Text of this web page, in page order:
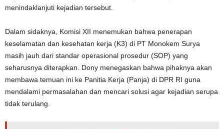
menindaklanjuti kejadian tersebut.
Dalam sidaknya, Komisi XII menemukan bahwa penerapan
keselamatan dan kesehatan kerja (K3) di PT Monokem Surya
masih jauh dari standar operasional prosedur (SOP) yang
seharusnya diterapkan. Dony menegaskan bahwa pihaknya akan
membawa temuan ini ke Panitia Kerja (Panja) di DPR RI guna
mendalami permasalahan dan mencari solusi agar kejadian serupa
tidak terulang.